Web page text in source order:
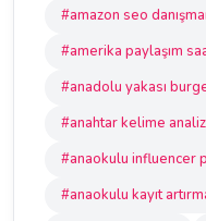
#amazon seo
#amerika paylaşım
#anadolu yakası
#anahtar kelime
#anaokulu influencer
#anaokulu kayıt